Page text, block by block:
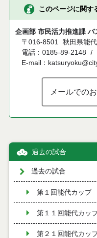
このページに関す
企画部 市民活力推進課
〒016-8501
秋田県能
電話：0185-89-2148
E-mail：
メールでの
過去の試合
過去の試合
第１回能代カップ
第１１回能代カッ
第２１回能代カッ